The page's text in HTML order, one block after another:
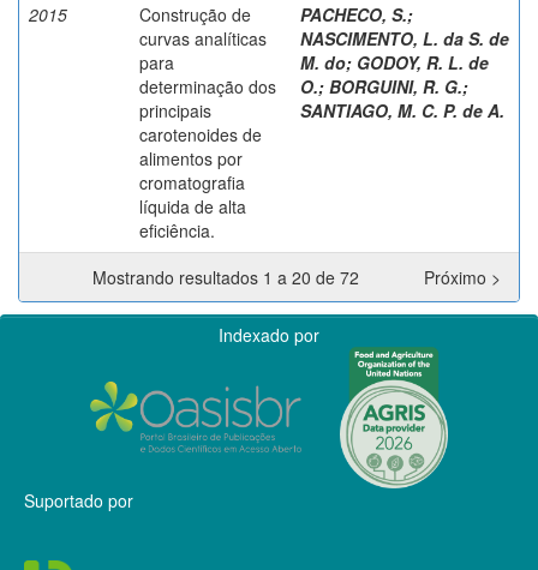
2015
Construção de
curvas analíticas
para
determinação dos
principais
carotenoides de
alimentos por
cromatografia
líquida de alta
eficiência.
PACHECO, S.;
NASCIMENTO, L. da S. de
M. do; GODOY, R. L. de
O.; BORGUINI, R. G.;
SANTIAGO, M. C. P. de A.
Mostrando resultados 1 a 20 de 72 Próximo >
Indexado por
Suportado por